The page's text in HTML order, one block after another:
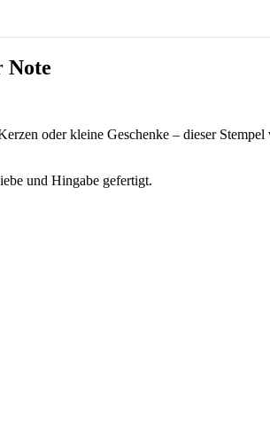
Note
oder kleine Geschenke – dieser
und Hingabe gefertigt.